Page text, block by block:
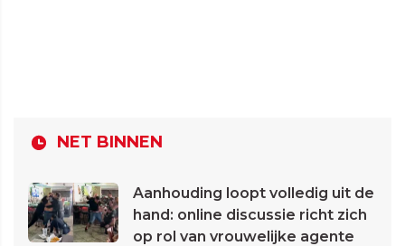
NET BINNEN
Aanhouding loopt volledig uit de
hand: online discussie richt zich
op rol van vrouwelijke agente